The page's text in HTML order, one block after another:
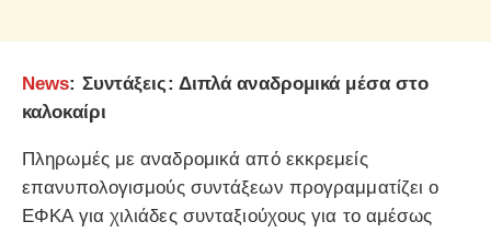
News: Συντάξεις: Διπλά αναδρομικά μέσα στο
καλοκαίρι
Πληρωμές με αναδρομικά από εκκρεμείς
επανυπολογισμούς συντάξεων προγραμματίζει ο
ΕΦΚΑ για χιλιάδες συνταξιούχους για το αμέσως